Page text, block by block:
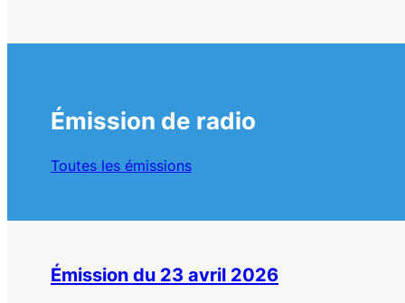
Émission de radio
Toutes les émissions
Émission du 23 avril 2026